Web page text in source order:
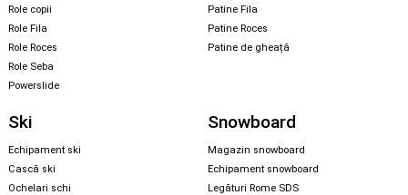
Role copii
Role Fila
Role Roces
Role Seba
Powerslide
Patine Fila
Patine Roces
Patine de gheață
Ski
Echipament ski
Cască ski
Ochelari schi
Snowboard
Magazin snowboard
Echipament snowboard
Legături Rome SDS